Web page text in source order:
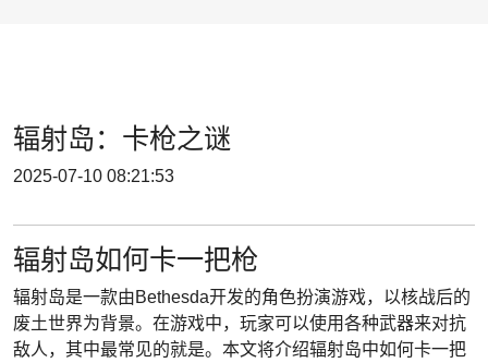
辐射岛：卡枪之谜
2025-07-10 08:21:53
辐射岛如何卡一把枪
辐射岛是一款由Bethesda开发的角色扮演游戏，以核战后的
废土世界为背景。在游戏中，玩家可以使用各种武器来对抗
敌人，其中最常见的就是。本文将介绍辐射岛中如何卡一把